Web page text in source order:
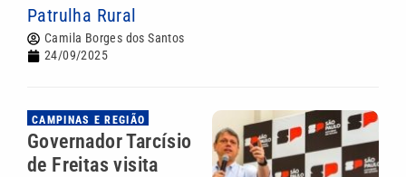
Patrulha Rural
Camila Borges dos Santos
24/09/2025
CAMPINAS E REGIÃO
Governador Tarcísio
de Freitas visita